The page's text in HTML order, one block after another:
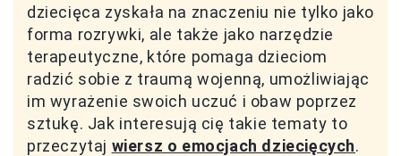
dziecięca zyskała na znaczeniu nie tylko jako
forma rozrywki, ale także jako narzędzie
terapeutyczne, które pomaga dzieciom
radzić sobie z traumą wojenną, umożliwiając
im wyrażenie swoich uczuć i obaw poprzez
sztukę. Jak interesują cię takie tematy to
przeczytaj wiersz o emocjach dziecięcych.